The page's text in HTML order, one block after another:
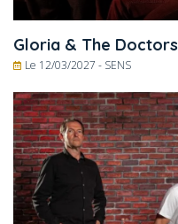
Gloria & The Doctors
Le 12/03/2027 - SENS